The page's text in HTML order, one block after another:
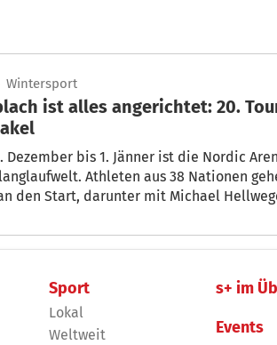
Wintersport
ist alles angerichtet: 20.
Dezember bis 1. Jänner ist die Nordic
Athleten aus 38 Nationen
den Start, darunter mit Michael
Sport
Lokal
Weltweit
s+ im
Events